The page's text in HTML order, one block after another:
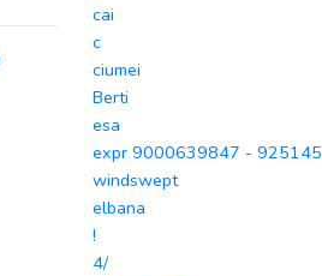
cai
c
ciumei
Berti
esa
expr 9000639847 - 925145
windswept
elbana
!
4/